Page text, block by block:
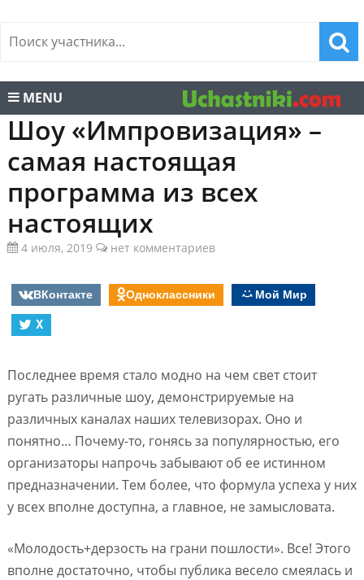
MENU
Шоу «Импровизация» –
самая настоящая
программа из всех
настоящих
4 июля, 2019 нет комментариев
ВКонтакте Одноклассники
Мой Мир
X
Последнее время стало модно на чем свет стоит
ругать различные шоу, демонстрируемые на
различных каналах наших телевизорах. Оно и
понятно… Почему-то, гонясь за популярностью, его
организаторы напрочь забывают об ее истинном
предназначении. Тем более, что формула успеха у них
у всех вполне доступна, а главное, не замысловата.
«Молодость+дерзость на грани пошлости». Все! Этого
вполне достаточно, чтобы публика весело смеялась и